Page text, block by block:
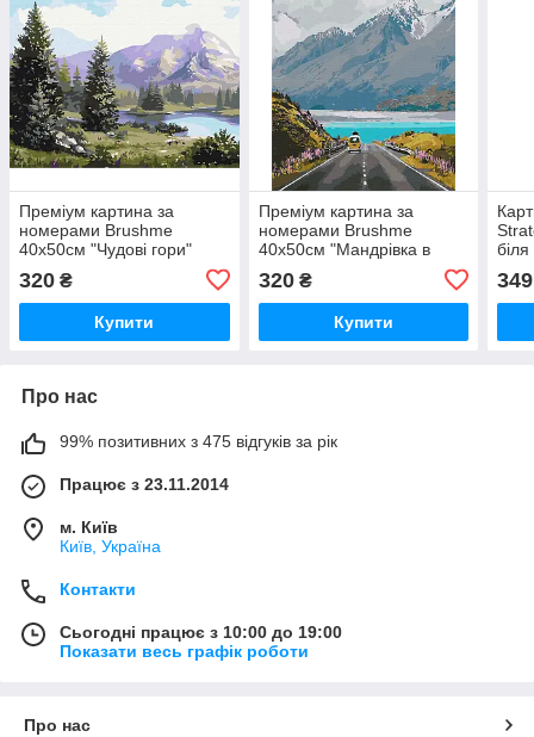
Преміум картина за
номерами Brushme
40x50см "Чудові гори"
320 ₴
Купити
Преміум картина за
номерами Brushme
40x50см "Мандрівка в
320₴
Купити
біля
см
349
Про нас
99% позитивних з 475 відгуків за рік
Працює з 23.11.2014
м. Київ
Київ, Україна
Контакти
Сьогодні працює з 10:00 до 19:00
Показати весь графік роботи
Про нас